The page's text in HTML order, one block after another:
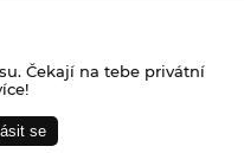
Čekají na tebe privátní